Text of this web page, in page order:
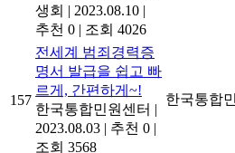
생회 | 2023.08.10 |
추천 0 | 조회 4026
157
전세계 범죄경력증
명서 발급을 쉽고 빠
르게, 간편하게~!
한국통합민원센터 |
2023.08.03 | 추천 0 |
조회 3568
한국통합